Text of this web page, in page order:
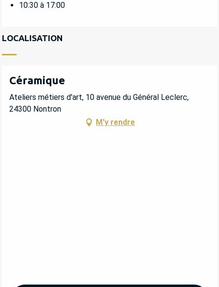
10:30 à 17:00
LOCALISATION
Céramique
Ateliers métiers d'art, 10 avenue du Général Leclerc,
24300 Nontron
M'y rendre